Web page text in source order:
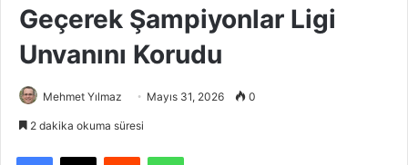
Geçerek Şampiyonlar Ligi
Unvanını Korudu
Mehmet Yılmaz Mayıs 31, 2026 0
2 dakika okuma süresi
Facebook
X Reddit WhatsApp